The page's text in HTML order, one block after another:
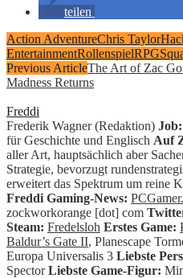
teilen
Action AdventureChris Taylor
EntertainmentRollenspielRPG
Previous ArticleThe Art of Zac
Madness Returns
Freddi
Frederik Wagner (Redaktion) Job:
für Geschichte und Englisch Auf
aller Art, hauptsächlich aber
Strategie, bevorzugt
erweitert das Spektrum um reine
Freddi Gaming-News:
zockworkorange [dot] com
Steam: Fredelsloh Erstes Game:
Baldur’s Gate II, Planescape
Europa Universalis 3 Liebste
SpectorLiebste Game-Figur: